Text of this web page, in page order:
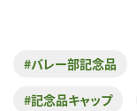
#バレー部記念品
#記念品キャップ